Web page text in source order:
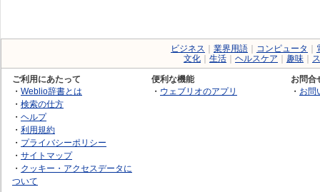
ビジネス 業界用語 コンピュータ
文化
生活 ヘルスケア 趣味
ご利用にあたって
・ Weblio辞書とは
・ 検索の仕方
・ ヘルプ
・ 利用規約
・ プライバシーポリシー
・ サイトマップ
・ クッキー・アクセスデータに
ついて
便利な機能
・ ウェブリオのアプリ
お問合
・ お問